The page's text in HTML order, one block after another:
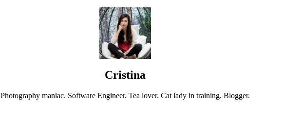
Cristina
Photography maniac. Software Engineer. Tea lover. Cat lady in training. Blogger.